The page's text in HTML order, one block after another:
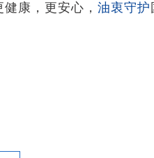
康，更安心， 油衷守护